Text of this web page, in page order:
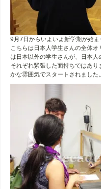
︎9月7日からいよいよ新学期が始ま
こちらは日本人学生さんの全体
は日本以外の学生さんが、日本人
それぞれ緊張した面持ちではあ
かな雰囲気でスタートされました。